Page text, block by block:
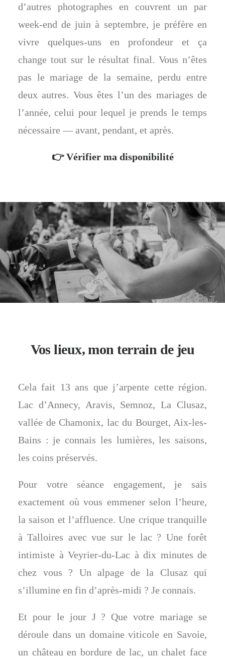
d’autres photographes en couvrent un par
week-end de juin à septembre, je préfère en
vivre quelques-uns en profondeur et ça
change tout sur le résultat final. Vous n’êtes
pas le mariage de la semaine, perdu entre
deux autres. Vous êtes l’un des mariages de
l’année, celui pour lequel je prends le temps
nécessaire — avant, pendant, et après.
👉Vérifier ma disponibilité
Vos lieux, mon terrain de jeu
Cela fait 13 ans que j’arpente cette région.
Lac d’Annecy, Aravis, Semnoz, La Clusaz,
vallée de Chamonix, lac du Bourget, Aix-les-
Bains : je connais les lumières, les saisons,
les coins préservés.
Pour votre séance engagement, je sais
exactement où vous emmener selon l’heure,
la saison et l’affluence. Une crique tranquille
à Talloires avec vue sur le lac ? Une forêt
intimiste à Veyrier-du-Lac à dix minutes de
chez vous ? Un alpage de la Clusaz qui
s’illumine en fin d’après-midi ? Je connais.
Et pour le jour J ? Que votre mariage se
déroule dans un domaine viticole en Savoie,
un château en bordure de lac, un chalet face